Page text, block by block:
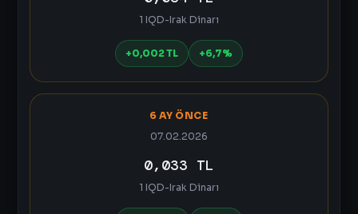
1 IQD-Irak Dinarı
+0,002 TL +6,7%
6 AY ÖNCE
07.02.2026
0,033 TL
1 IQD-Irak Dinarı